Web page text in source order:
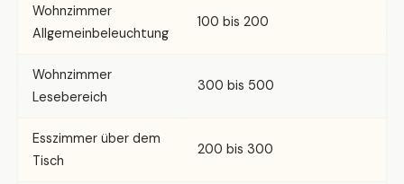
Wohnzimmer
Allgemeinbeleuchtung
100 bis 200
Wohnzimmer
Lesebereich
300 bis 500
Esszimmer über dem
Tisch
200 bis 300